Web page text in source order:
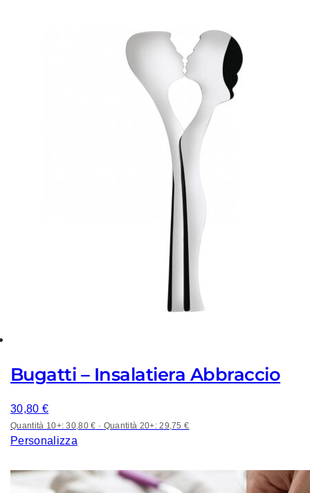
Bugatti – Insalatiera Abbraccio
30,80 €
Quantità 10+: 30,80 € · Quantità 20+: 29,75 €
Personalizza